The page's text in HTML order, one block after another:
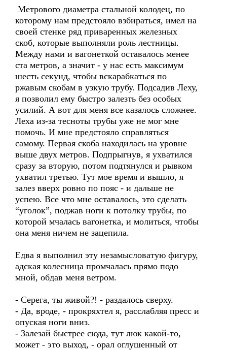
Метрового диаметра стальной колодец, по
которому нам предстояло взбираться, имел на
своей стенке ряд приваренных железных
скоб, которые выполняли роль лестницы.
Между нами и вагонеткой оставалось менее
ста метров, а значит - у нас есть максимум
шесть секунд, чтобы вскарабкаться по
ржавым скобам в узкую трубу. Подсадив Леху,
я позволил ему быстро залезть без особых
усилий. А вот для меня все казалось сложнее.
Леха из-за тесноты трубы уже не мог мне
помочь. И мне предстояло справляться
самому. Первая скоба находилась на уровне
выше двух метров. Подпрыгнув, я ухватился
сразу за вторую, потом подтянулся и рывком
ухватил третью. Тут мое время и вышло, я
залез вверх ровно по пояс - и дальше не
успею. Все что мне оставалось, это сделать
“уголок”, поджав ноги к потолку трубы, по
которой мчалась вагонетка, и молиться, чтобы
она меня ничем не зацепила.
Едва я выполнил эту незамысловатую фигуру,
адская колесница промчалась прямо подо
мной, обдав меня ветром.
- Серега, ты живой?! - раздалось сверху.
- Да, вроде, - прокряхтел я, расслабляя пресс и
опуская ноги вниз.
- Залезай быстрее сюда, тут люк какой-то,
может - это выход, - орал оглушенный от